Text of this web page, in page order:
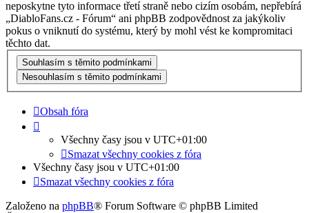
neposkytne tyto informace třetí straně nebo cizím osobám, nepřebírá
„DiabloFans.cz - Fórum“ ani phpBB zodpovědnost za jakýkoliv
pokus o vniknutí do systému, který by mohl vést ke kompromitaci
těchto dat.
Obsah fóra
Všechny časy jsou v UTC+01:00
Smazat všechny cookies z fóra
Všechny časy jsou v UTC+01:00
Smazat všechny cookies z fóra
Založeno na phpBB® Forum Software © phpBB Limited